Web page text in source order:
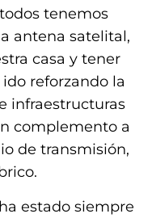
tenemos
antena satelital,
casa y tener
reforzando la
infraestructuras
complemento a
de transmisión,
estado siempre